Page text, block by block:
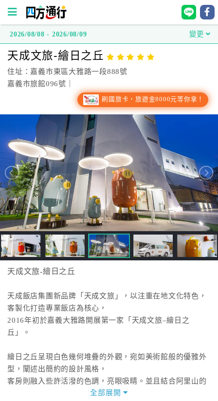
方
通
行
台
灣
訂
房
直
接
跟
飯
店
訂
房
HOT
特
色
宿
2026/08/08 - 2026/08/09 變更
天成文旅-繪日之丘
住址：嘉義市東區大雅路一段888號
嘉義市旅館096號｜
刷國旅卡，旅遊金8000元等你拿！
天成文旅-繪日之丘
天成飯店集團新品牌「天成文旅」，以注重在地文化特色，
客製化打造專業飯店為核心，
2016年初於嘉義大雅路開展第一家「天成文旅–繪日之
丘」。
繪日之丘呈現白色幾何堆疊的外觀，宛如美術館般的優雅外
型，闡述出簡約的設計風格，
客房則融入些許活潑的色調，亮眼吸睛。並且結合阿里山的
意象：日出、山嵐、檜木…等自然素材，
全部展開